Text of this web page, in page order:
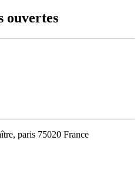
ouvertes
paris 75020 France